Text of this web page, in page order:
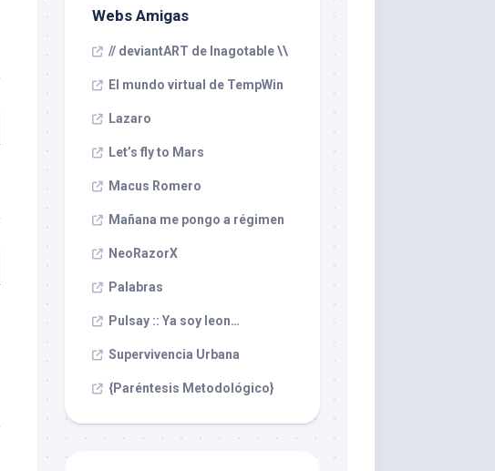
Webs Amigas
// deviantART de Inagotable \\
El mundo virtual de TempWin
Lazaro
Let’s fly to Mars
Macus Romero
Mañana me pongo a régimen
NeoRazorX
Palabras
Pulsay :: Ya soy leon…
Supervivencia Urbana
{Paréntesis Metodológico}